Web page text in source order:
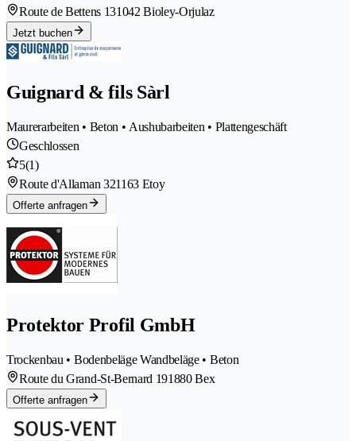
Route de Bettens 131042 Bioley-Orjulaz
Jetzt buchen
Guignard & fils Sàrl
Maurerarbeiten • Beton • Aushubarbeiten • Plattengeschäft
Geschlossen
5(1)
Route d'Allaman 321163 Etoy
Offerte anfragen
Protektor Profil GmbH
Trockenbau • Bodenbeläge Wandbeläge • Beton
Route du Grand-St-Bernard 191880 Bex
Offerte anfragen